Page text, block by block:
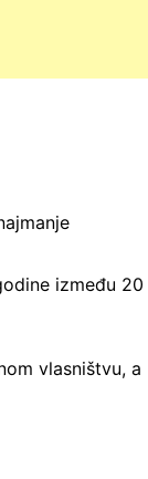
između 20
vlasništvu, a